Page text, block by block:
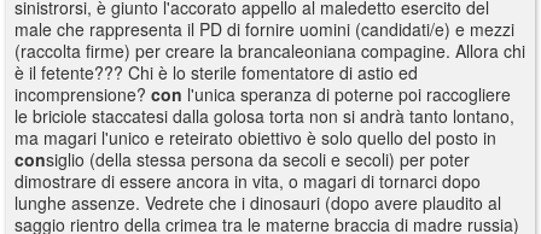
sinistrorsi, è giunto l'accorato appello al maledetto esercito del
male che rappresenta il PD di fornire uomini (candidati/e) e mezzi
(raccolta firme) per creare la brancaleoniana compagine. Allora chi
è il fetente??? Chi è lo sterile fomentatore di astio ed
incomprensione? con l'unica speranza di poterne poi raccogliere
le briciole staccatesi dalla golosa torta non si andrà tanto lontano,
ma magari l'unico e reteirato obiettivo è solo quello del posto in
consiglio (della stessa persona da secoli e secoli) per poter
dimostrare di essere ancora in vita, o magari di tornarci dopo
lunghe assenze. Vedrete che i dinosauri (dopo avere plaudito al
saggio rientro della crimea tra le materne braccia di madre russia)